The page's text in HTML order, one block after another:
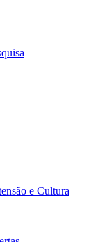
e Cultura